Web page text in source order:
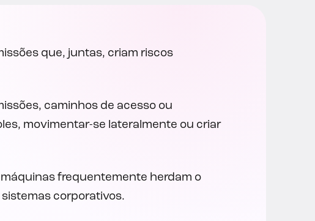
que, juntas, criam riscos
caminhos de acesso ou
movimentar-se lateralmente ou criar
frequentemente herdam o
corporativos.